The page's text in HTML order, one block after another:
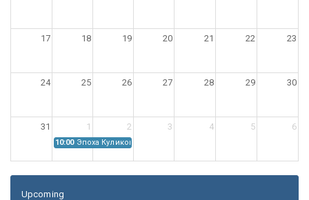
17 18 19 20 21 22 23
24 25 26 27 28 29 30
31 1 2 3 4 5 6
10:00 Эпоха Куликовской битвы: Проблемы источниковедения
Upcoming